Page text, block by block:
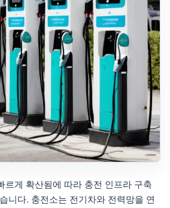
르게 확산됨에 따라 충전 인프라 구축
니다. 충전소는 전기차와 전력망을 연